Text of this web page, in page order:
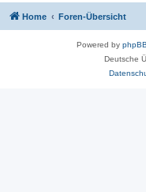
Home Foren-Übersicht
Powered by phpBB
Deutsche